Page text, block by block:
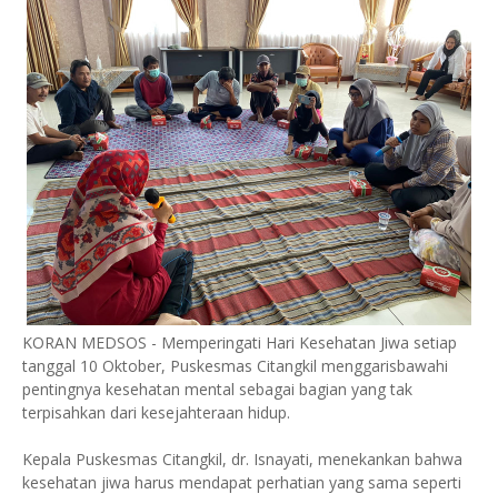
KORAN MEDSOS - Memperingati Hari Kesehatan Jiwa setiap
tanggal 10 Oktober, Puskesmas Citangkil menggarisbawahi
pentingnya kesehatan mental sebagai bagian yang tak
terpisahkan dari kesejahteraan hidup.
Kepala Puskesmas Citangkil, dr. Isnayati, menekankan bahwa
kesehatan jiwa harus mendapat perhatian yang sama seperti